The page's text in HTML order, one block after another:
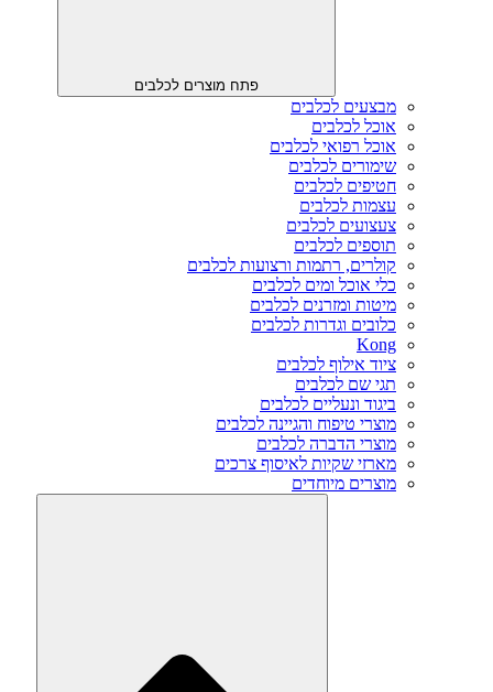
פתח מוצרים לכלבים
מבצעים לכלבים
אוכל לכלבים
אוכל רפואי לכלבים
שימורים לכלבים
חטיפים לכלבים
עצמות לכלבים
צעצועים לכלבים
תוספים לכלבים
קולרים, רתמות ורצועות לכלבים
כלי אוכל ומים לכלבים
מיטות ומזרנים לכלבים
כלובים וגדרות לכלבים
Kong
ציוד אילוף לכלבים
תגי שם לכלבים
ביגוד ונעליים לכלבים
מוצרי טיפוח והגיינה לכלבים
מוצרי הדברה לכלבים
מארזי שקיות לאיסוף צרכים
מוצרים מיוחדים